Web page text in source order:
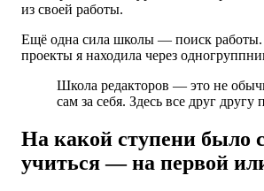
из своей работы.
Ещё одна сила школы — поиск работы.
проекты я находила через
Школа редакторов — это не
сам за себя. Здесь все друг другу
На какой ступени было
учиться — на первой